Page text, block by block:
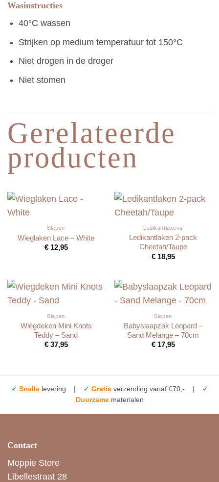
Wasinstructies
40°C wassen
Strijken op medium temperatuur tot 150°C
Niet drogen in de droger
Niet stomen
Gerelateerde
producten
Slapen
Wieglaken Lace – White
€12,95
Ledikantlakens
Ledikantlaken 2-pack
Cheetah/Taupe
€18,95
Slapen
Wiegdeken Mini Knots
Teddy – Sand
€37,95
Slapen
Babyslaapzak Leopard –
Sand Melange – 70cm
€17,95
✓ Snellelevering | ✓ Gratisverzending vanaf €70,- |
✓
Duurzamematerialen
Contact
Moppie Store
Libellestraat 28